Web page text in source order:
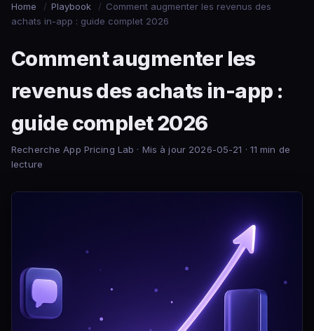
Home / Playbook / Comment augmenter les revenus des
achats in-app : guide complet 2026
Comment augmenter les
revenus des achats in-app :
guide complet 2026
Recherche App Pricing Lab · Mis à jour 2026-05-21 · 11 min de
lecture